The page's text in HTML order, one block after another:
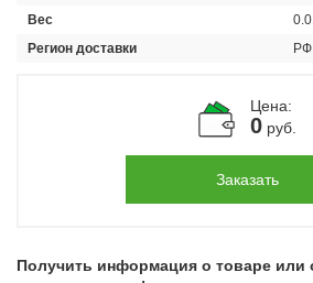
Вес
Регион доставки
РФ
Цена:
0руб.
Заказать
Получить информация о товаре или